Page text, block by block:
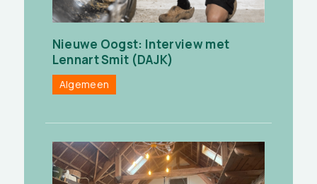
Nieuwe Oogst: Interview met
Lennart Smit (DAJK)
Algemeen